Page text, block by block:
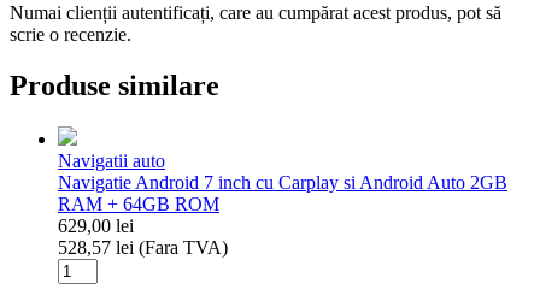
Numai clienții autentificați, care au cumpărat acest produs, pot să
scrie o recenzie.
Produse similare
Navigatii auto
Navigatie Android 7 inch cu Carplay si Android Auto 2GB
RAM + 64GB ROM
629,00 lei
528,57 lei (Fara TVA)
Cantitate
Navigatie